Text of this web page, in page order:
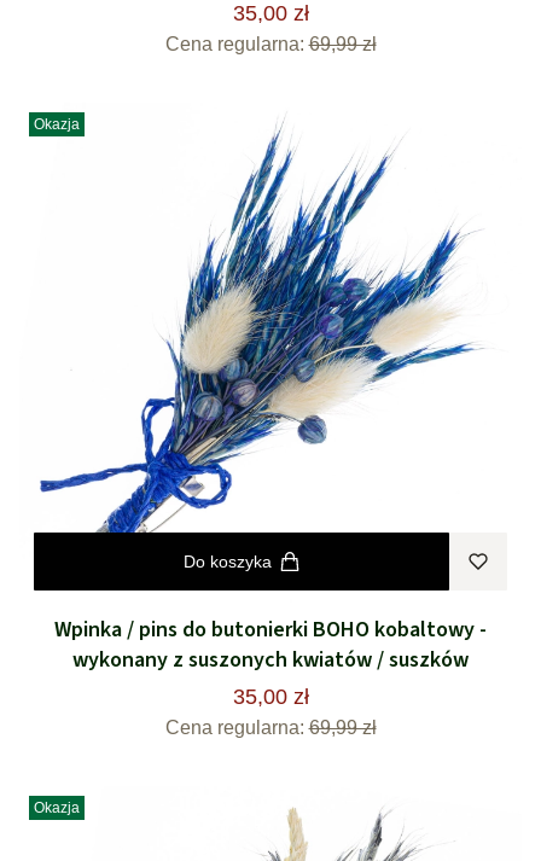
35,00 zł
Cena regularna: 69,99 zł
Okazja
Do koszyka
Wpinka / pins do butonierki BOHO kobaltowy -
wykonany z suszonych kwiatów / suszków
35,00 zł
Cena regularna: 69,99 zł
Okazja